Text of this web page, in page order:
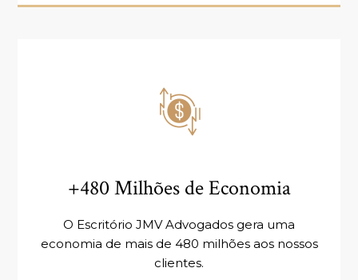
+480 Milhões de Economia
O Escritório JMV Advogados gera uma
economia de mais de 480 milhões aos nossos
clientes.